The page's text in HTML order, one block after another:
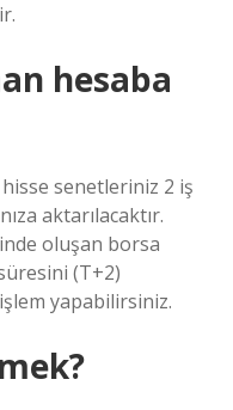
hesaba
senetleriniz 2 iş
aktarılacaktır.
oluşan borsa
(T+2)
yapabilirsiniz.